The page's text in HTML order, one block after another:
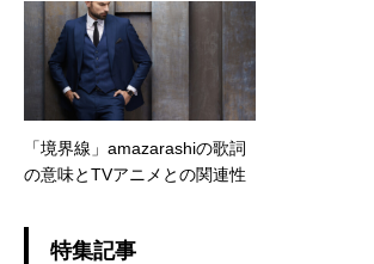
「境界線」amazarashiの歌詞
の意味とTVアニメとの関連性
特集記事